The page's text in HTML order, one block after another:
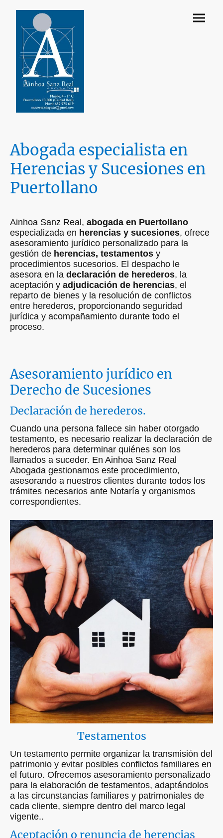
Abogada especialista en
Herencias y Sucesiones en
Puertollano
Ainhoa Sanz Real, abogada en Puertollano
especializada en herencias y sucesiones, ofrece
asesoramiento jurídico personalizado para la
gestión de herencias, testamentos y
procedimientos sucesorios. El despacho le
asesora en la declaración de herederos, la
aceptación y adjudicación de herencias, el
reparto de bienes y la resolución de conflictos
entre herederos, proporcionando seguridad
jurídica y acompañamiento durante todo el
proceso.
Asesoramiento jurídico en
Derecho de Sucesiones
Declaración de herederos.
Cuando una persona fallece sin haber otorgado
testamento, es necesario realizar la declaración de
herederos para determinar quiénes son los
llamados a suceder. En Ainhoa Sanz Real
Abogada gestionamos este procedimiento,
asesorando a nuestros clientes durante todos los
trámites necesarios ante Notaría y organismos
correspondientes.
Testamentos
Un testamento permite organizar la transmisión del
patrimonio y evitar posibles conflictos familiares en
el futuro. Ofrecemos asesoramiento personalizado
para la elaboración de testamentos, adaptándolos
a las circunstancias familiares y patrimoniales de
cada cliente, siempre dentro del marco legal
vigente..
Aceptación o renuncia de herencias